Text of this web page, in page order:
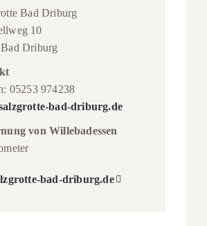
Bad Driburg
10
Driburg
05253 974238
bad-driburg.de
von Willebadessen
bad-driburg.de